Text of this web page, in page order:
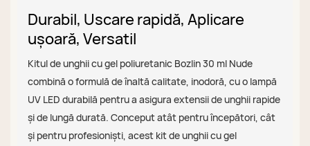
Durabil, Uscare rapidă, Aplicare
ușoară, Versatil
Kitul de unghii cu gel poliuretanic Bozlin 30 ml Nude
combină o formulă de înaltă calitate, inodoră, cu o lampă
UV LED durabilă pentru a asigura extensii de unghii rapide
și de lungă durată. Conceput atât pentru începători, cât
și pentru profesioniști, acest kit de unghii cu gel